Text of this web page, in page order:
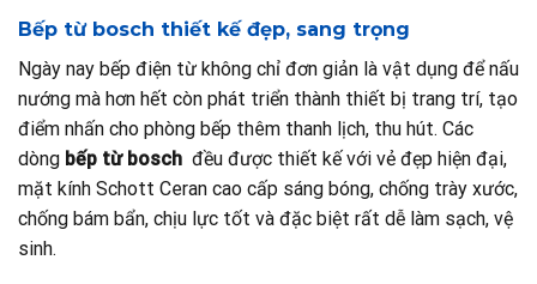
Bếp từ bosch thiết kế đẹp, sang trọng
Ngày nay bếp điện từ không chỉ đơn giản là vật dụng để nấu
nướng mà hơn hết còn phát triển thành thiết bị trang trí, tạo
điểm nhấn cho phòng bếp thêm thanh lịch, thu hút. Các
dòng bếp từ bosch đều được thiết kế với vẻ đẹp hiện đại,
mặt kính Schott Ceran cao cấp sáng bóng, chống trày xước,
chống bám bẩn, chịu lực tốt và đặc biệt rất dễ làm sạch, vệ
sinh.